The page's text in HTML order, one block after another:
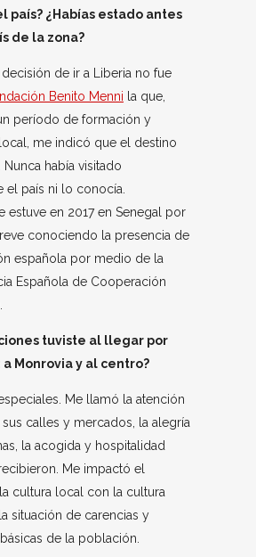
país? ¿Habías estado antes
de la zona?
decisión de ir a Liberia no fue
Benito Menni la que,
período de formación y
me indicó que el destino
Nunca había visitado
el país ni lo conocía.
estuve en 2017 en Senegal por
conociendo la presencia de
española por medio de la
Española de Cooperación
tuviste al llegar por
Monrovia y al centro?
Me llamó la atención
calles y mercados, la alegría
la acogida y hospitalidad
Me impactó el
cultura local con la cultura
situación de carencias y
de la población.